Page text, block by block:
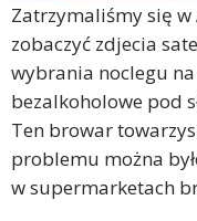
Zatrzymaliśmy się w
zobaczyć zdjecia
wybrania noclegu
bezalkoholowe pod
Ten browar
problemu można
w supermarketach